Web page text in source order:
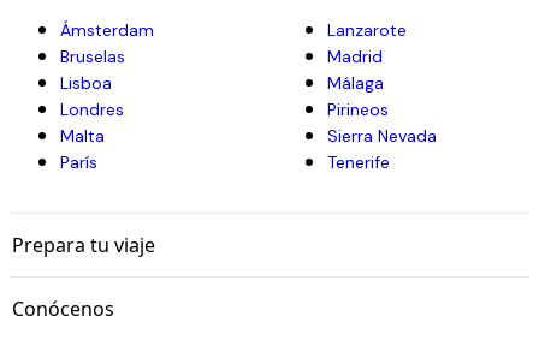
Ámsterdam
Bruselas
Lisboa
Londres
Malta
París
Lanzarote
Madrid
Málaga
Pirineos
Sierra Nevada
Tenerife
Prepara tu viaje
Conócenos